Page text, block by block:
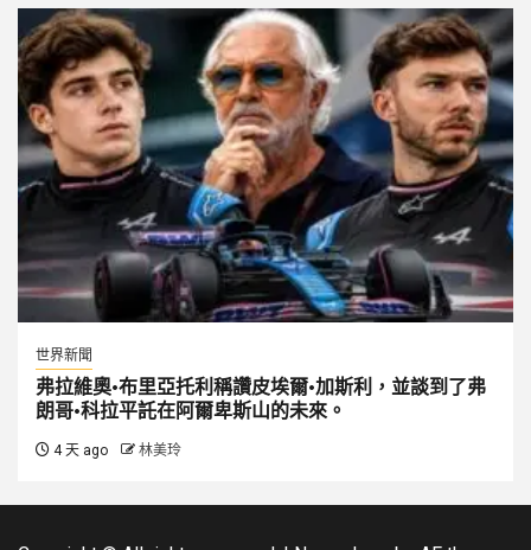
世界新聞
弗拉維奧·布里亞托利稱讚皮埃爾·加斯利，並談到了弗
朗哥·科拉平託在阿爾卑斯山的未來。
4 天 ago 林美玲